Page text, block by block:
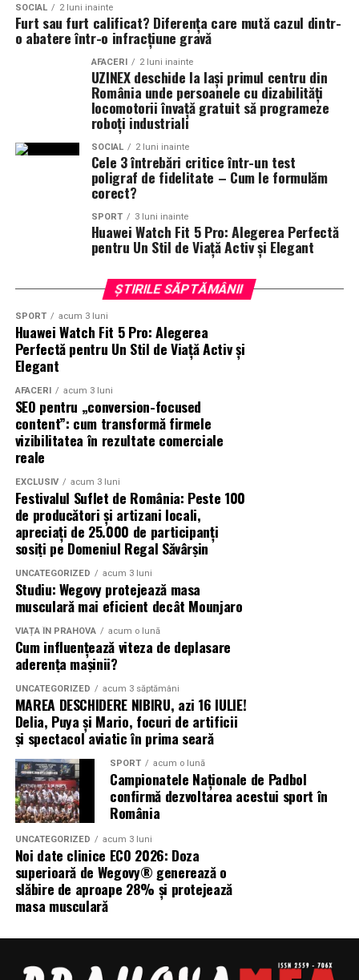
SOCIAL 2 luni inainte
Furt sau furt calificat? Diferența care mută cazul dintr-
o abatere într-o infracțiune gravă
AFACERI 2 luni inainte
UZINEX deschide la Iași primul centru din
România unde persoanele cu dizabilități
locomotorii învață gratuit să programeze
roboți industriali
SOCIAL 2 luni inainte
Cele 3 întrebări critice într-un test
poligraf de fidelitate – Cum le formulăm
corect?
SPORT 3 luni inainte
Huawei Watch Fit 5 Pro: Alegerea Perfectă
pentru Un Stil de Viață Activ și Elegant
ȘTIRILE SĂPTĂMÂNII
SPORT acum 3 luni
Huawei Watch Fit 5 Pro: Alegerea
Perfectă pentru Un Stil de Viață Activ și
Elegant
AFACERI acum 3 luni
SEO pentru „conversion-focused
content”: cum transformă firmele
vizibilitatea în rezultate comerciale
reale
EXCLUSIV acum 3 luni
Festivalul Suflet de România: Peste 100
de producători și artizani locali,
apreciați de 25.000 de participanți
sosiți pe Domeniul Regal Săvârșin
UNCATEGORIZED acum 3 luni
Studiu: Wegovy protejează masa
musculară mai eficient decât Mounjaro
VIAȚA ÎN PRAHOVA acum o lună
Cum influențează viteza de deplasare
aderența mașinii?
UNCATEGORIZED acum 3 săptămâni
MAREA DESCHIDERE NIBIRU, azi 16 IULIE!
Delia, Puya și Mario, focuri de artificii
și spectacol aviatic în prima seară
SPORT acum o lună
Campionatele Naționale de Padbol
confirmă dezvoltarea acestui sport în
România
UNCATEGORIZED acum 3 luni
Noi date clinice ECO 2026: Doza
superioară de Wegovy® generează o
slăbire de aproape 28% și protejează
masa musculară